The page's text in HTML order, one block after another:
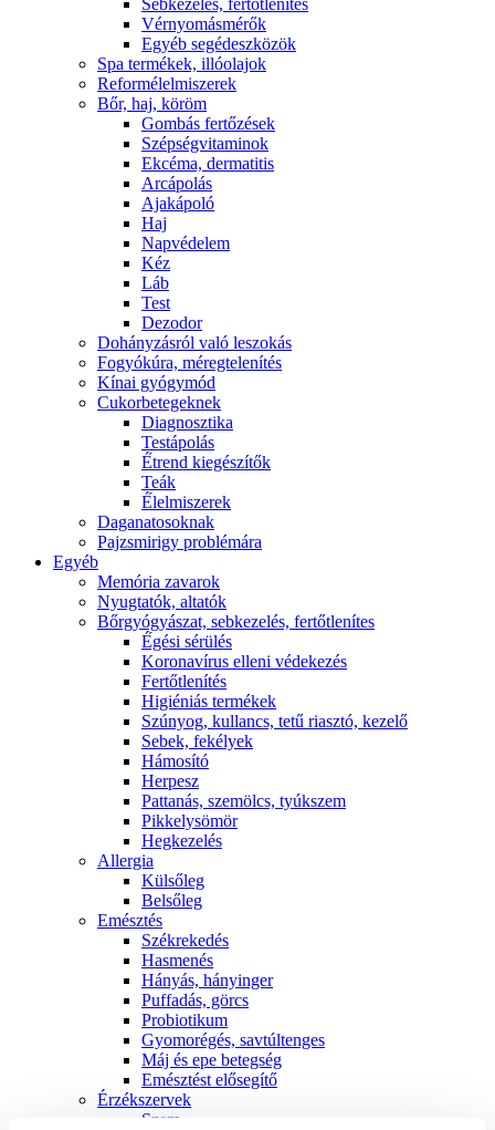
Sebkezelés, fertőtlenítés
Vérnyomásmérők
Egyéb segédeszközök
Spa termékek, illóolajok
Reformélelmiszerek
Bőr, haj, köröm
Gombás fertőzések
Szépségvitaminok
Ekcéma, dermatitis
Arcápolás
Ajakápoló
Haj
Napvédelem
Kéz
Láb
Test
Dezodor
Dohányzásról való leszokás
Fogyókúra, méregtelenítés
Kínai gyógymód
Cukorbetegeknek
Diagnosztika
Testápolás
É́trend kiegészítők
Teák
É́lelmiszerek
Daganatosoknak
Pajzsmirigy problémára
Egyéb
Memória zavarok
Nyugtatók, altatók
Bőrgyógyászat, sebkezelés, fertőtlenítes
É́gési sérülés
Koronavírus elleni védekezés
Fertőtlenítés
Higiéniás termékek
Szúnyog, kullancs, tetű riasztó, kezelő
Sebek, fekélyek
Hámosító
Herpesz
Pattanás, szemölcs, tyúkszem
Pikkelysömör
Hegkezelés
Allergia
Külsőleg
Belsőleg
Emésztés
Székrekedés
Hasmenés
Hányás, hányinger
Puffadás, görcs
Probiotikum
Gyomorégés, savtúltenges
Máj és epe betegség
Emésztést elősegítő
Érzékszervek
Szem